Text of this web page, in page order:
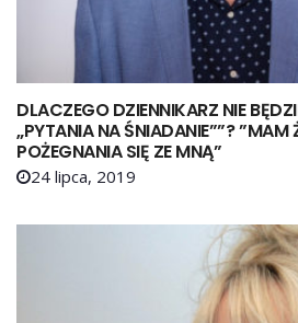
DLACZEGO DZIENNIKARZ NIE
„PYTANIA NA ŚNIADANIE””? ”MAM
POŻEGNANIA SIĘ ZE MNĄ”
24 lipca, 2019